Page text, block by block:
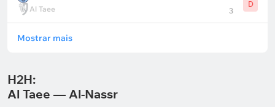
Al Taee
3
D
Mostrar mais
H2H:
Al Taee — Al-Nassr